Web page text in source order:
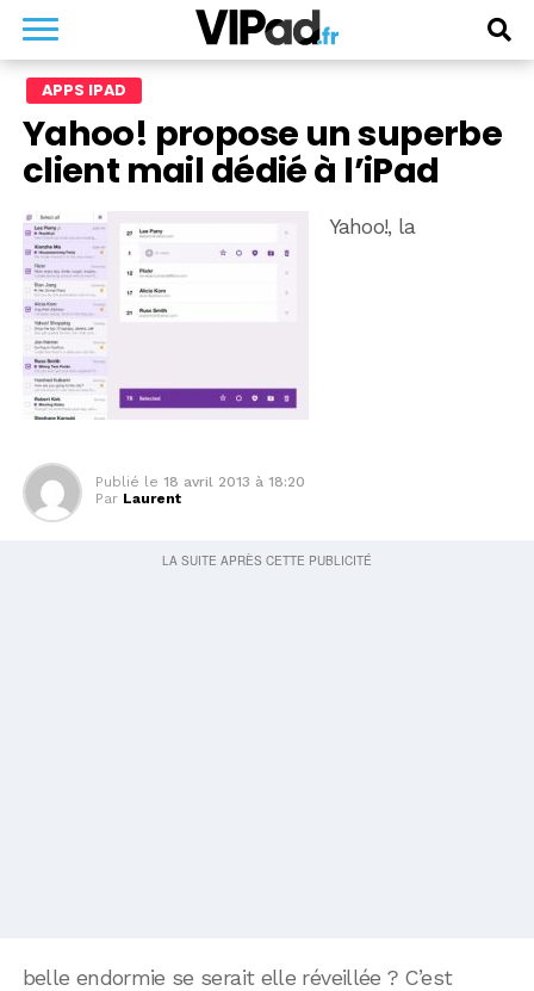
APPS IPAD
Yahoo! propose un superbe
client mail dédié à l’iPad
Yahoo!, la
Publié le 18 avril 2013 à 18:20
Par Laurent
belle endormie se serait elle réveillée ? C’est